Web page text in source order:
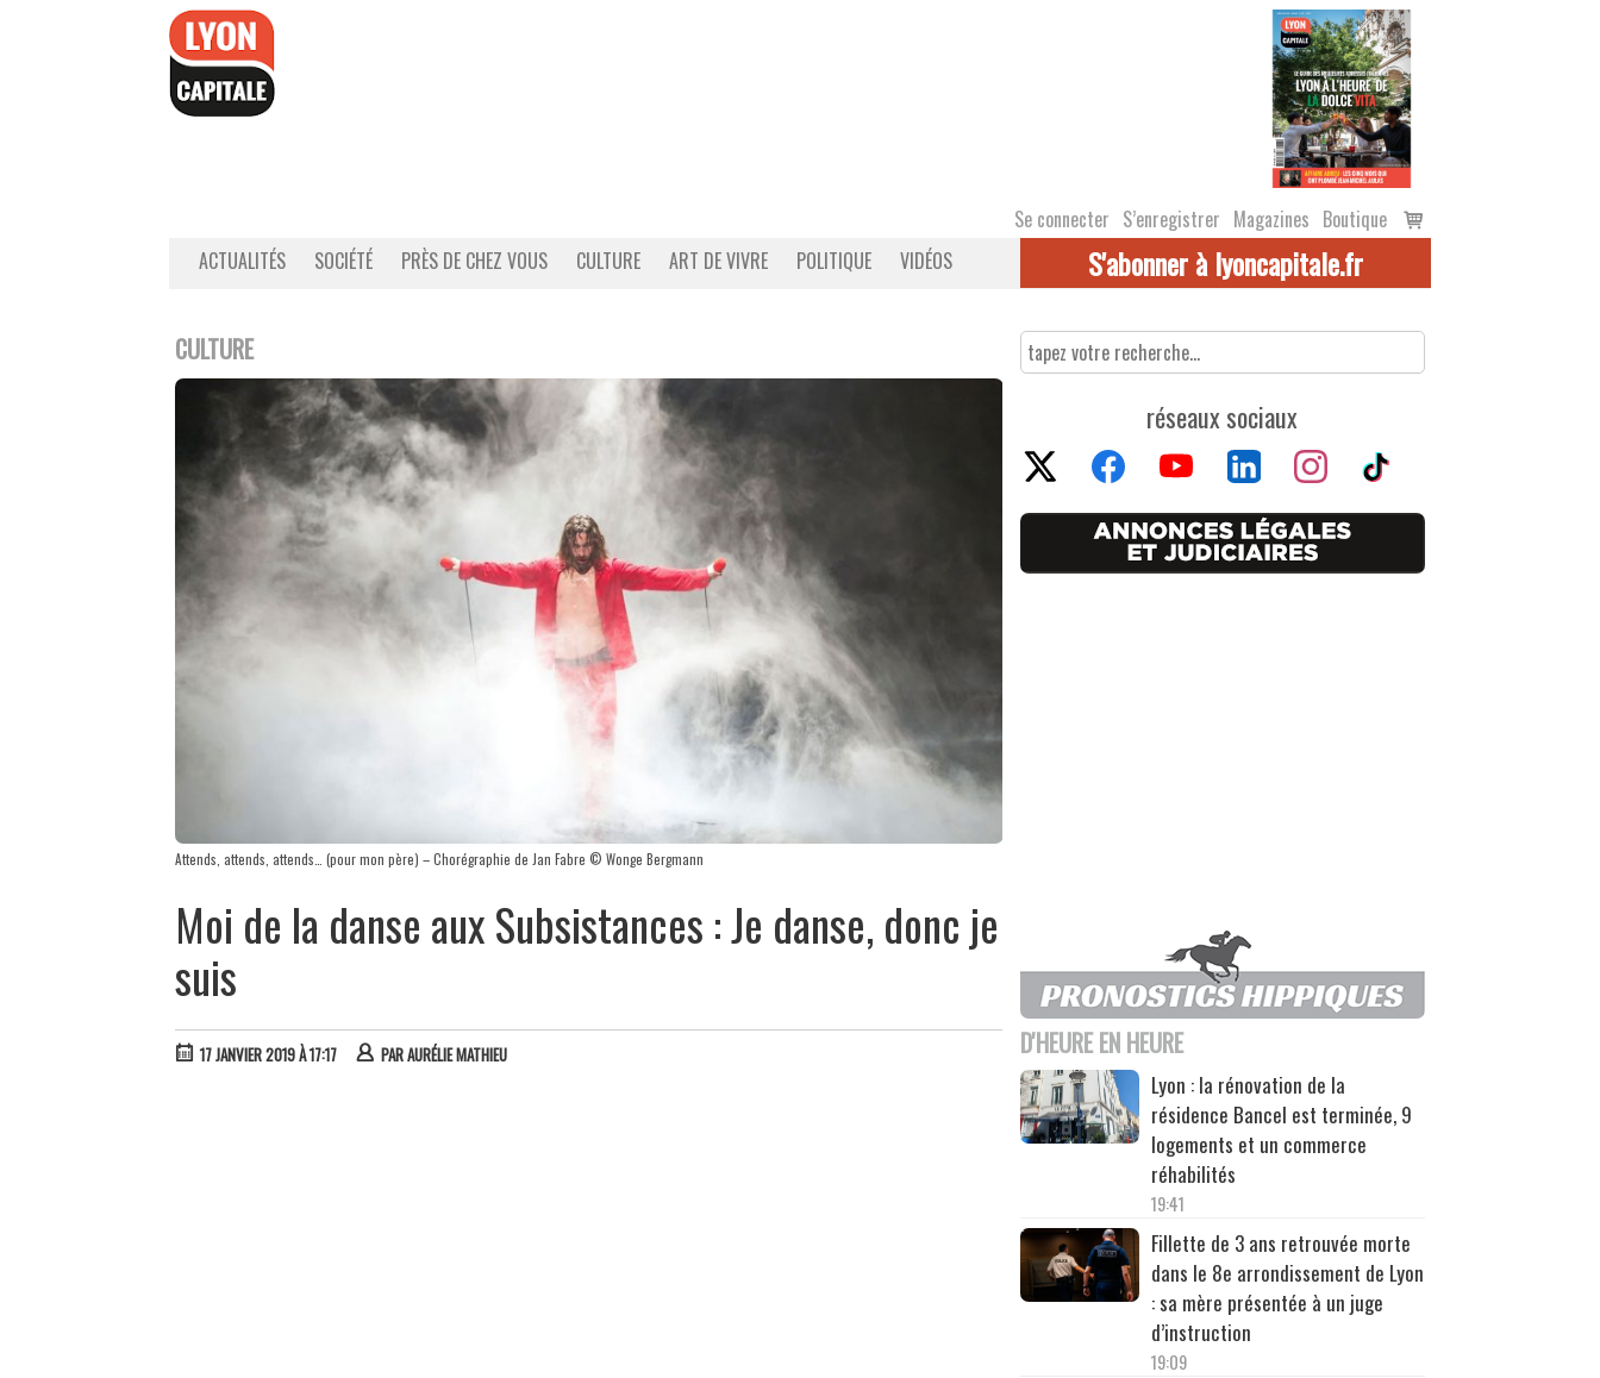
Se connecter S’enregistrer Magazines Boutique
Voir
le
ACTUALITÉS SOCIÉTÉ PRÈS DE CHEZ VOUS CULTURE ART DE VIVRE POLITIQUE VIDÉOS S'abonner à lyoncapitale.fr
CULTURE
Attends, attends, attends… (pour mon père) – Chorégraphie de Jan Fabre © Wonge Bergmann
Moi de la danse aux Subsistances : Je danse, donc je
suis
17 JANVIER 2019 À 17:17 PARAURÉLIE MATHIEU
réseaux sociaux
D'HEURE EN HEURE
Lyon : la rénovation de la
résidence Bancel est terminée, 9
logements et un commerce
réhabilités
19:41
Fillette de 3 ans retrouvée morte
dans le 8e arrondissement de Lyon
: sa mère présentée à un juge
d’instruction
19:09